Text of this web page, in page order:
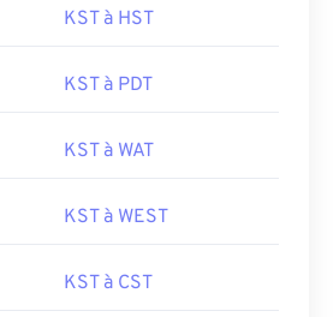
KST à HST
KST à PDT
KST à WAT
KST à WEST
KST à CST